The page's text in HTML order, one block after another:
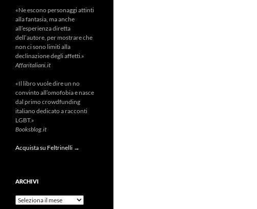
«Ne escono personaggi attinti
alla fantasia, ma anche
all’esperienza diretta
dell’autore, per mostrare che
non ci sono limiti alla
declinazione degli affetti.»
Affaritaliani.it
«Il libro vuole dire un no
convinto all’omofobia e nasce
dal primo crowdfunding
italiano dedicato a racconti
LGBT.»
Booksblog.it
Acquista su Feltrinelli →
ARCHIVI
Archivi